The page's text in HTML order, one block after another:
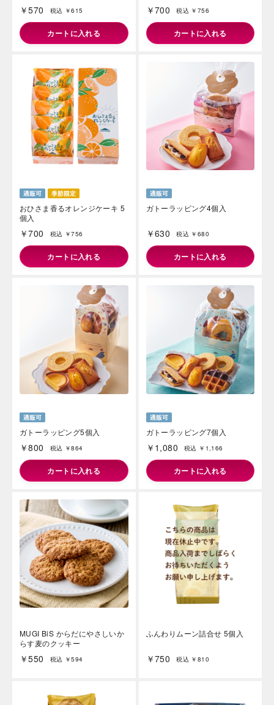
￥570 税込 ￥615
カートに入れる
￥700 税込 ￥756
カートに入れる
おひさま香るオレンジケーキ 5
個入
￥700 税込 ￥756
カートに入れる
ガトーラッピング4個入
￥630 税込 ￥680
カートに入れる
ガトーラッピング5個入
￥800 税込 ￥864
カートに入れる
ガトーラッピング7個入
￥1,080 税込 ￥1,166
カートに入れる
MUGI BiS からだにやさしいか
らす麦のクッキー
￥550 税込 ￥594
ふんわりムーン詰合せ 5個入
￥750 税込 ￥810